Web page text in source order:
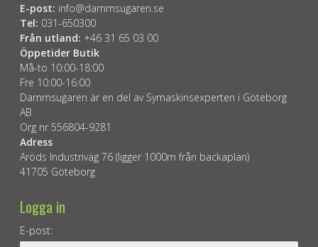
E-post: info@dammsugaren.se
Tel: 031-650300
Från utland: +46 31 65 03 00
Öppetider Butik
Må-to 10:00-18:00
Fre 10:00-16:00
Dammsugaren är en del av Symaskinsexperten i Göteborg
AB
Org nr 556804-9281
Adress
Aröds Industriväg 76 (ligger 1000m från backaplan)
41705 Göteborg
Logga in
E-post: